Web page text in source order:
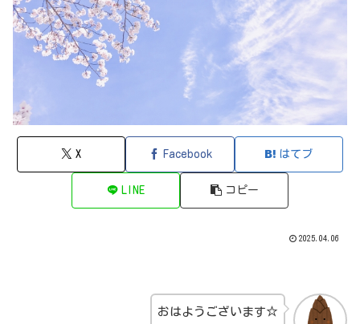
X Facebook はてブ
LINE コピー
2025.04.06
おはようございます☆